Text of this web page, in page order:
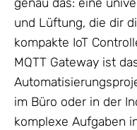
genau das: eine
und Lüftung, die dir
kompakte IoT
MQTT Gateway ist
im Büro oder in der
komplexe Aufgaben